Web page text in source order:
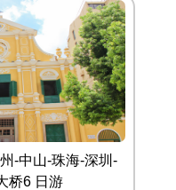
-中山-珠海-深圳-
桥6 日游